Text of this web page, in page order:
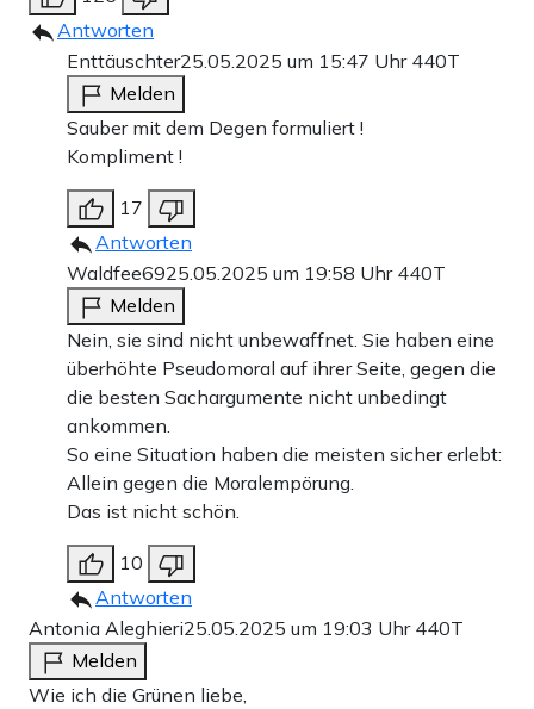
Antworten
Enttäuschter25.05.2025 um 15:47 Uhr 440T
Melden
Sauber mit dem Degen formuliert !
Kompliment !
17
Antworten
Waldfee6925.05.2025 um 19:58 Uhr 440T
Melden
Nein, sie sind nicht unbewaffnet. Sie haben eine
überhöhte Pseudomoral auf ihrer Seite, gegen die
die besten Sachargumente nicht unbedingt
ankommen.
So eine Situation haben die meisten sicher erlebt:
Allein gegen die Moralempörung.
Das ist nicht schön.
10
Antworten
Antonia Aleghieri25.05.2025 um 19:03 Uhr 440T
Melden
Wie ich die Grünen liebe,